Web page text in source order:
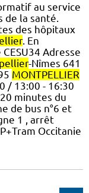
au service
la santé.
des hôpitaux
. En
Adresse
-Nîmes 641
MONTPELLIER
/ 13:00 - 16:30
minutes du
de bus n°6 et
1 , arrêt
Occitanie